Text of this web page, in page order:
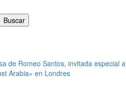
de Romeo Santos, invitada especial a
Arabia» en Londres